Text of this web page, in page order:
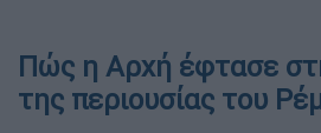
Πώς η Αρχή έφτασε
της περιουσίας του